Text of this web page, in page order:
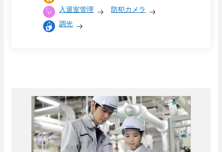
入退室管理
防犯カメラ
調光